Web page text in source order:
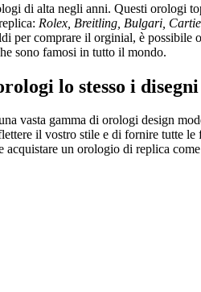
di alta negli anni. Questi orologi
Rolex, Breitling, Bulgari,
per comprare il orginial, è
sono famosi in tutto il mondo.
lo stesso i
vasta gamma di orologi design
il vostro stile e di fornire tutte
un orologio di replica